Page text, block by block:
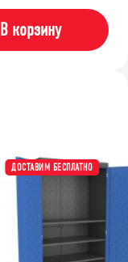
В корзину
ДОСТАВИМ БЕСПЛАТНО